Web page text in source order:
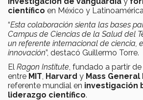
científico en México y
“Esta colaboración sienta las bases
Campus de Ciencias de la Salud del
un referente internacional de ciencia,
innovación”, destacó Guillermo Torre.
El Ragon Institute , fundado a partir
entre MIT Harvard y Mass
referente mundial en investigación
liderazgo científico.